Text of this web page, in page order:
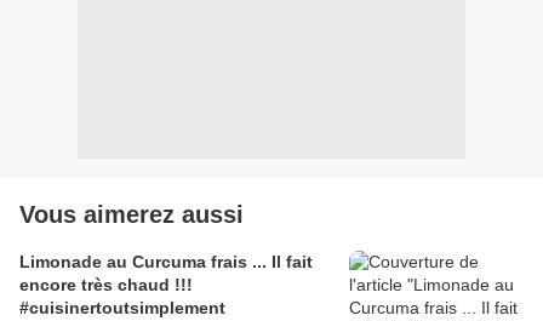
Vous aimerez aussi
Limonade au Curcuma frais ... Il fait
encore très chaud !!!
#cuisinertoutsimplement